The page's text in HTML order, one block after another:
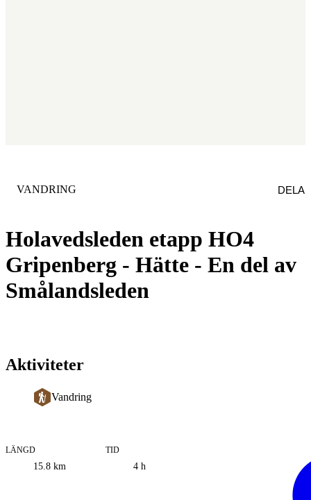
Holavedsleden etapp HO4
Gripenberg - Hätte - En del av
Smålandsleden
KATEGORI:
VANDRING DELA
Aktiviteter
Vandring
Information
LÄNGD
15.8 km
TID
4 h